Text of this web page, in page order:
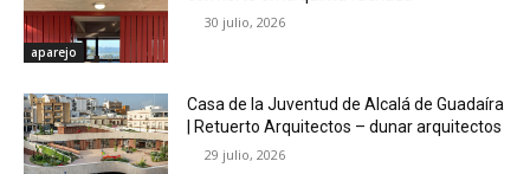
aparejo
30 julio, 2026
Casa de la Juventud de Alcalá de Guadaíra
| Retuerto Arquitectos – dunar arquitectos
29 julio, 2026